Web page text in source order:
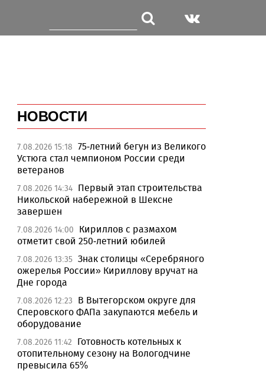
НОВОСТИ
7.08.2026 15:18 75-летний бегун из Великого
Устюга стал чемпионом России среди
ветеранов
7.08.2026 14:34 Первый этап строительства
Никольской набережной в Шексне
завершен
7.08.2026 14:00
Кириллов с размахом
отметит свой 250-летний юбилей
7.08.2026 13:35 Знак столицы «Серебряного
ожерелья России» Кириллову вручат на
Дне города
7.08.2026 12:23
В Вытегорском округе для
Сперовского ФАПа закупаются мебель и
оборудование
7.08.2026 11:42
Готовность котельных к
отопительному сезону на Вологодчине
превысила 65%